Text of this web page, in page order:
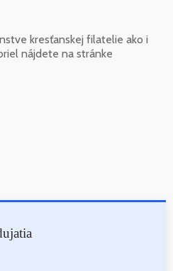
kresťanskej filatelie ako i
nájdete na stránke